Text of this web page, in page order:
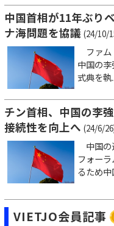
中国首相が11年ぶり
ナ海問題を協議 (24/10/
ファム
中国の
式典を執
チン首相、中国の李
接続性を向上へ (24/6/
中国の
フォー
るため中
VIETJO会員記事